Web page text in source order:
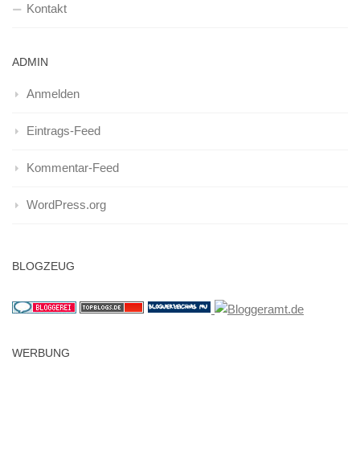
Kontakt
ADMIN
Anmelden
Eintrags-Feed
Kommentar-Feed
WordPress.org
BLOGZEUG
WERBUNG